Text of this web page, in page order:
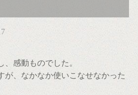
、感動ものでした。
が、なかなか使いこなせなかった